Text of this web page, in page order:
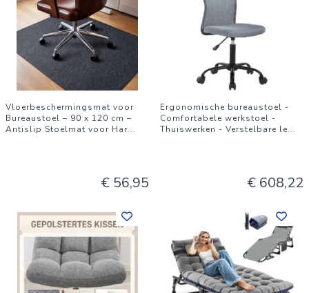
Vloerbeschermingsmat voor
Bureaustoel – 90 x 120 cm –
Antislip Stoelmat voor Har...
€ 56,95
Ergonomische bureaustoel -
Comfortabele werkstoel -
Thuiswerken - Verstelbare le...
€ 608,22